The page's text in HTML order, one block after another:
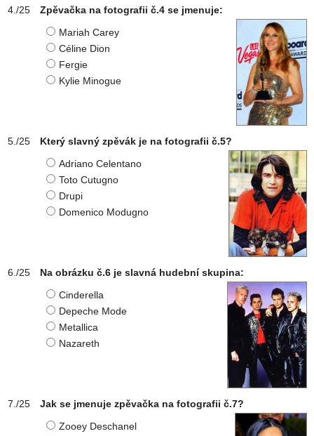
Zpěvačka na fotografii č.4 se jmenuje:
Mariah Carey
Céline Dion
Fergie
Kylie Minogue
Který slavný zpěvák je na fotografii č.5?
Adriano Celentano
Toto Cutugno
Drupi
Domenico Modugno
Na obrázku č.6 je slavná hudební skupina:
Cinderella
Depeche Mode
Metallica
Nazareth
Jak se jmenuje zpěvačka na fotografii č.7?
Zooey Deschanel